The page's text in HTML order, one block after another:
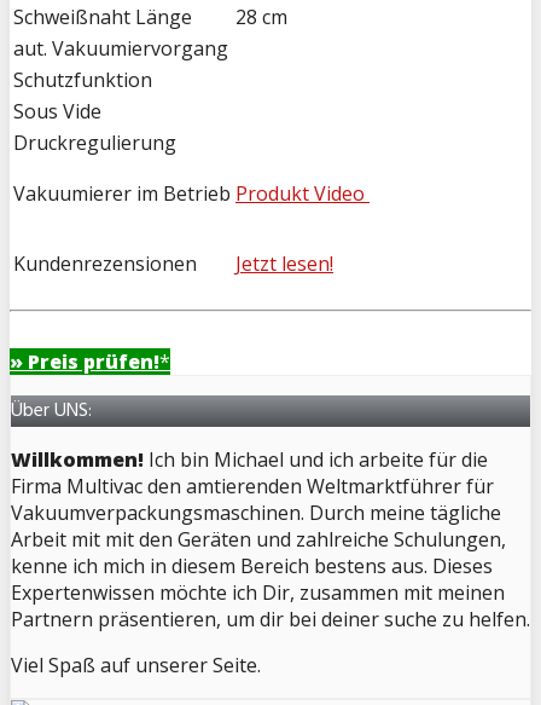
Schweißnaht Länge
28 cm
aut. Vakuumiervorgang
Schutzfunktion
Sous Vide
Druckregulierung
Vakuumierer im Betrieb Produkt Video
Kundenrezensionen Jetzt lesen!
» Preis prüfen!*
Über UNS:
Willkommen! Ich bin Michael und ich arbeite für die
Firma Multivac den amtierenden Weltmarktführer für
Vakuumverpackungsmaschinen. Durch meine tägliche
Arbeit mit mit den Geräten und zahlreiche Schulungen,
kenne ich mich in diesem Bereich bestens aus. Dieses
Expertenwissen möchte ich Dir, zusammen mit meinen
Partnern präsentieren, um dir bei deiner suche zu helfen.
Viel Spaß auf unserer Seite.